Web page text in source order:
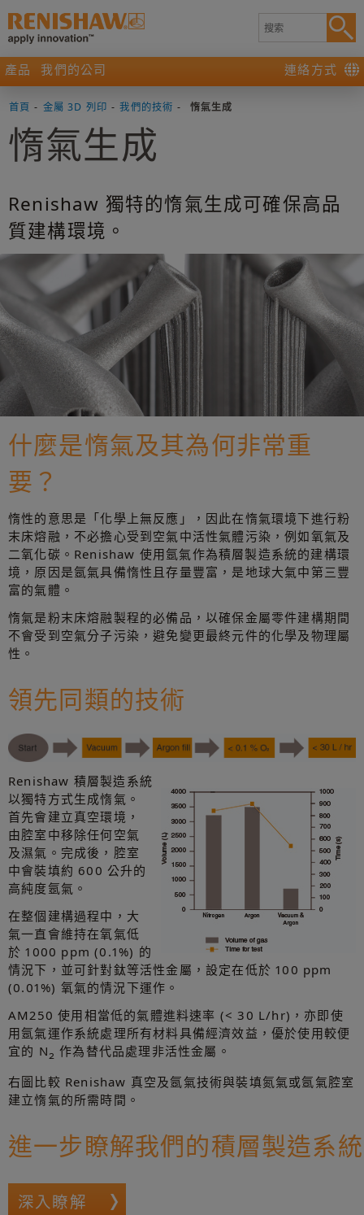
產品 我們的公司 連絡方式
首頁 - 金屬 3D 列印 - 我們的技術 - 惰氣生成
惰氣生成
Renishaw 獨特的惰氣生成可確保高品
質建構環境。
什麼是惰氣及其為何非常重
要？
惰性的意思是「化學上無反應」，因此在惰氣環境下進行粉
末床熔融，不必擔心受到空氣中活性氣體污染，例如氧氣及
二氧化碳。Renishaw 使用氬氣作為積層製造系統的建構環
境，原因是氬氣具備惰性且存量豐富，是地球大氣中第三豐
富的氣體。
惰氣是粉末床熔融製程的必備品，以確保金屬零件建構期間
不會受到空氣分子污染，避免變更最終元件的化學及物理屬
性。
領先同類的技術
Renishaw 積層製造系統
以獨特方式生成惰氣。
首先會建立真空環境，
由腔室中移除任何空氣
及濕氣。完成後，腔室
中會裝填約 600 公升的
高純度氬氣。
在整個建構過程中，大
氣一直會維持在氧氣低
於 1000 ppm (0.1%) 的
情況下，並可針對鈦等活性金屬，設定在低於 100 ppm
(0.01%) 氧氣的情況下運作。
AM250 使用相當低的氣體進料速率 (< 30 L/hr)，亦即使
用氬氣運作系統處理所有材料具備經濟效益，優於使用較便
宜的 N2 作為替代品處理非活性金屬。
右圖比較 Renishaw 真空及氬氣技術與裝填氮氣或氬氣腔室
建立惰氣的所需時間。
進一步瞭解我們的積層製造系統
深入瞭解